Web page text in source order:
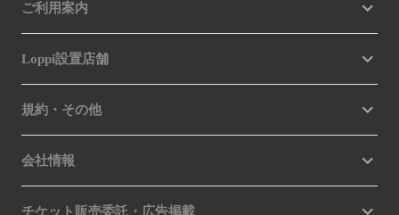
ご利用案内
Loppi設置店舗
規約・その他
会社情報
チケット販売委託・広告掲載